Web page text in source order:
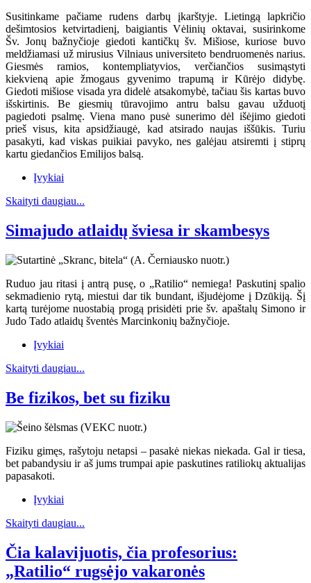
Susitinkame pačiame rudens darbų įkarštyje. Lietingą lapkričio
dešimtosios ketvirtadienį, baigiantis Vėlinių oktavai, susirinkome
Šv. Jonų bažnyčioje giedoti kantičkų šv. Mišiose, kuriose buvo
meldžiamasi už mirusius Vilniaus universiteto bendruomenės narius.
Giesmės ramios, kontempliatyvios, verčiančios susimąstyti
kiekvieną apie žmogaus gyvenimo trapumą ir Kūrėjo didybę.
Giedoti mišiose visada yra didelė atsakomybė, tačiau šis kartas buvo
išskirtinis. Be giesmių tūravojimo antru balsu gavau užduotį
pagiedoti psalmę. Viena mano pusė sunerimo dėl išėjimo giedoti
prieš visus, kita apsidžiaugė, kad atsirado naujas iššūkis. Turiu
pasakyti, kad viskas puikiai pavyko, nes galėjau atsiremti į stiprų
kartu giedančios Emilijos balsą.
Įvykiai
Skaityti daugiau...
Simajudo atlaidų šviesa ir skambesys
Ruduo jau ritasi į antrą pusę, o „Ratilio“ nemiega! Paskutinį spalio
sekmadienio rytą, miestui dar tik bundant, išjudėjome į Dzūkiją. Šį
kartą turėjome nuostabią progą prisidėti prie šv. apaštalų Simono ir
Judo Tado atlaidų šventės Marcinkonių bažnyčioje.
Įvykiai
Skaityti daugiau...
Be fizikos, bet su fiziku
Fiziku gimęs, rašytoju netapsi – pasakė niekas niekada. Gal ir tiesa,
bet pabandysiu ir aš jums trumpai apie paskutines ratiliokų aktualijas
papasakoti.
Įvykiai
Skaityti daugiau...
Čia kalavijuotis, čia profesorius:
„Ratilio“ rugsėjo vakaronės